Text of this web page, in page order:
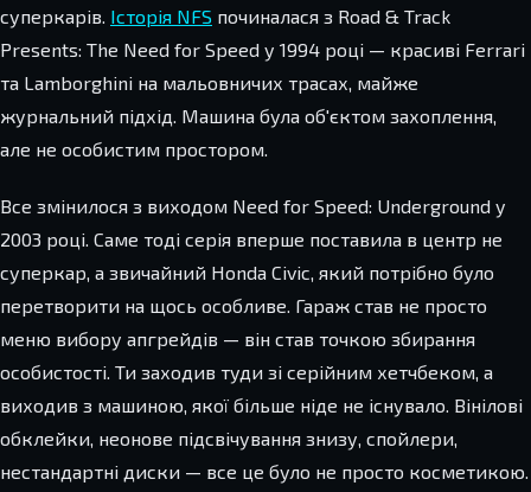
суперкарів. Історія NFS починалася з Road & Track
Presents: The Need for Speed у 1994 році — красиві Ferrari
та Lamborghini на мальовничих трасах, майже
журнальний підхід. Машина була об'єктом захоплення,
але не особистим простором.
Все змінилося з виходом Need for Speed: Underground у
2003 році. Саме тоді серія вперше поставила в центр не
суперкар, а звичайний Honda Civic, який потрібно було
перетворити на щось особливе. Гараж став не просто
меню вибору апгрейдів — він став точкою збирання
особистості. Ти заходив туди зі серійним хетчбеком, а
виходив з машиною, якої більше ніде не існувало. Вінілові
обклейки, неонове підсвічування знизу, спойлери,
нестандартні диски — все це було не просто косметикою.